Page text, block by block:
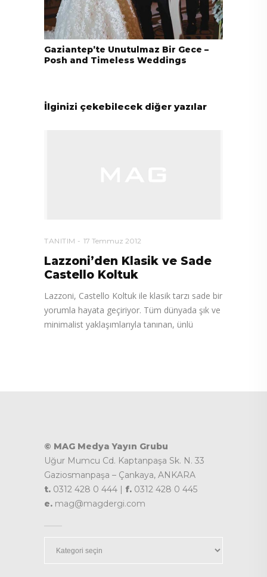
Gaziantep’te Unutulmaz Bir Gece –
Posh and Timeless Weddings
İlginizi çekebilecek diğer yazılar
TANITIM 17 Temmuz 2012
Lazzoni’den Klasik ve Sade
Castello Koltuk
Lazzoni, Castello Koltuk ile klasik tarzı sade bir
yorumla hayata geçiriyor. Tüm dünyada şık ve
minimalist yaklaşımlarıyla tanınan, ünlü
© MAG Medya Yayın Grubu
Uğur Mumcu Cd. Kaptanpaşa Sk. N. 33
Gaziosmanpaşa – Çankaya, ANKARA
t. 0312 428 0 444 | f. 0312 428 0 445
e. mag@magdergi.com